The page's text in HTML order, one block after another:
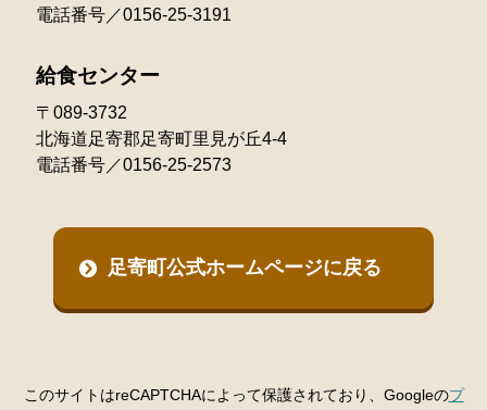
電話番号／0156-25-3191
給食センター
〒089-3732
北海道足寄郡足寄町里見が丘4-4
電話番号／0156-25-2573
足寄町公式ホームページに戻る
このサイトはreCAPTCHAによって保護されており、Googleのプ